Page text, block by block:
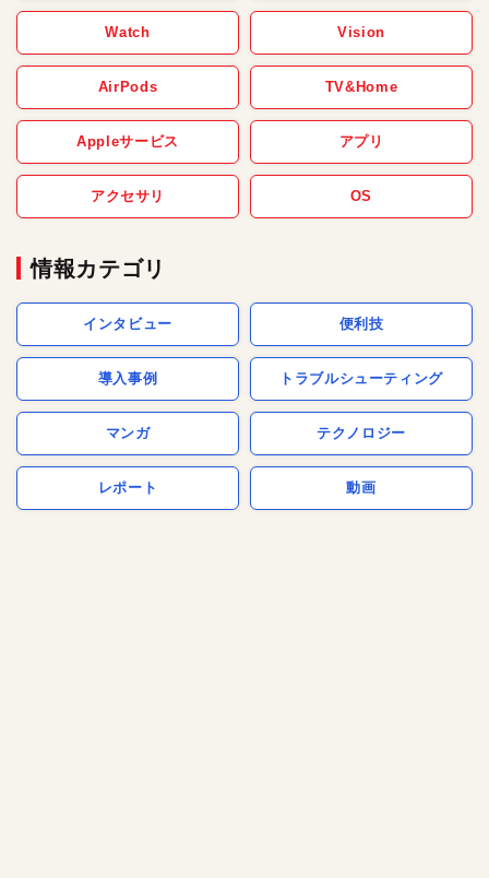
Watch Vision
AirPods TV&Home
Appleサービス アプリ
アクセサリ OS
情報カテゴリ
インタビュー 便利技
導入事例 トラブルシューティング
マンガ テクノロジー
レポート 動画